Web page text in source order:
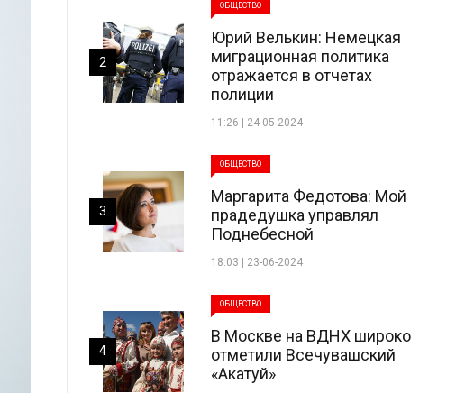
ОБЩЕСТВО
Юрий Велькин: Немецкая
миграционная политика
отражается в отчетах
полиции
11:26 | 24-05-2024
2
ОБЩЕСТВО
Маргарита Федотова: Мой
прадедушка управлял
Поднебесной
18:03 | 23-06-2024
3
ОБЩЕСТВО
В Москве на ВДНХ широко
отметили Всечувашский
«Акатуй»
4